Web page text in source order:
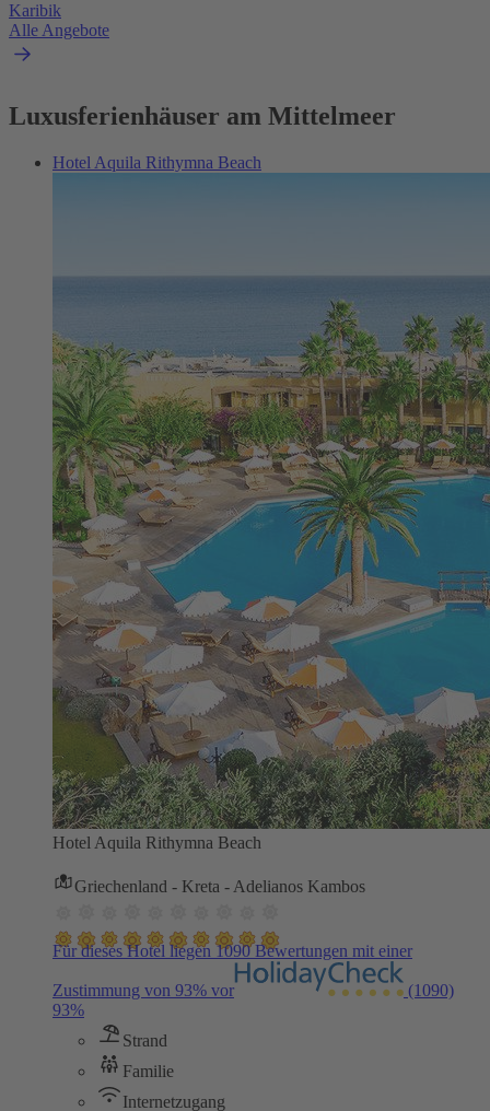
Karibik
Alle Angebote
Luxusferienhäuser am Mittelmeer
Hotel Aquila Rithymna Beach
Hotel Aquila Rithymna Beach
Griechenland - Kreta - Adelianos Kambos
Für dieses Hotel liegen 1090 Bewertungen mit einer
Zustimmung von 93% vor
(1090)
93%
Strand
Familie
Internetzugang